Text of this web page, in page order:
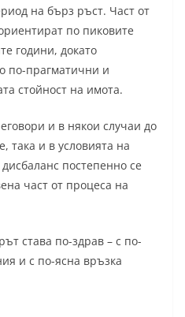
на бърз ръст. Част от
по пиковите
години, докато
по-прагматични и
стойност на имота.
и в някои случаи до
така и в условията на
постепенно се
част от процеса на
става по-здрав – с по-
и с по-ясна връзка